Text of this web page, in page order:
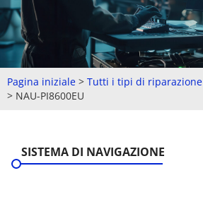
Pagina iniziale > Tutti i tipi di riparazione
> NAU-PI8600EU
SISTEMA DI NAVIGAZIONE